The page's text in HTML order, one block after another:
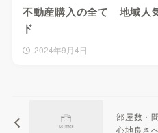
不動産購入の全て 地域人
ド
2024年9月4日
部屋数・
心地良さ